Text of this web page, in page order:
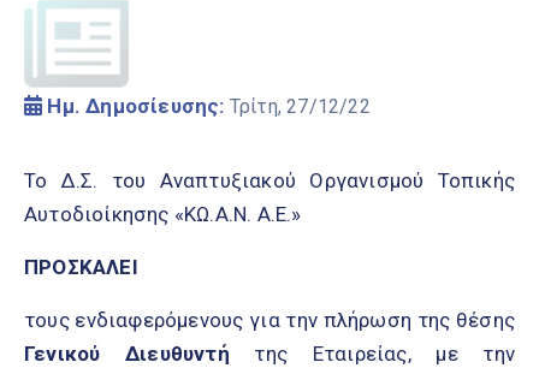
Ημ. Δημοσίευσης: Τρίτη, 27/12/22
Το Δ.Σ. του Αναπτυξιακού Οργανισμού Τοπικής
Αυτοδιοίκησης «ΚΩ.Α.Ν. Α.Ε.»
ΠΡΟΣΚΑΛΕΙ
τους ενδιαφερόμενους για την πλήρωση της θέσης
Γενικού Διευθυντή της Εταιρείας, με την